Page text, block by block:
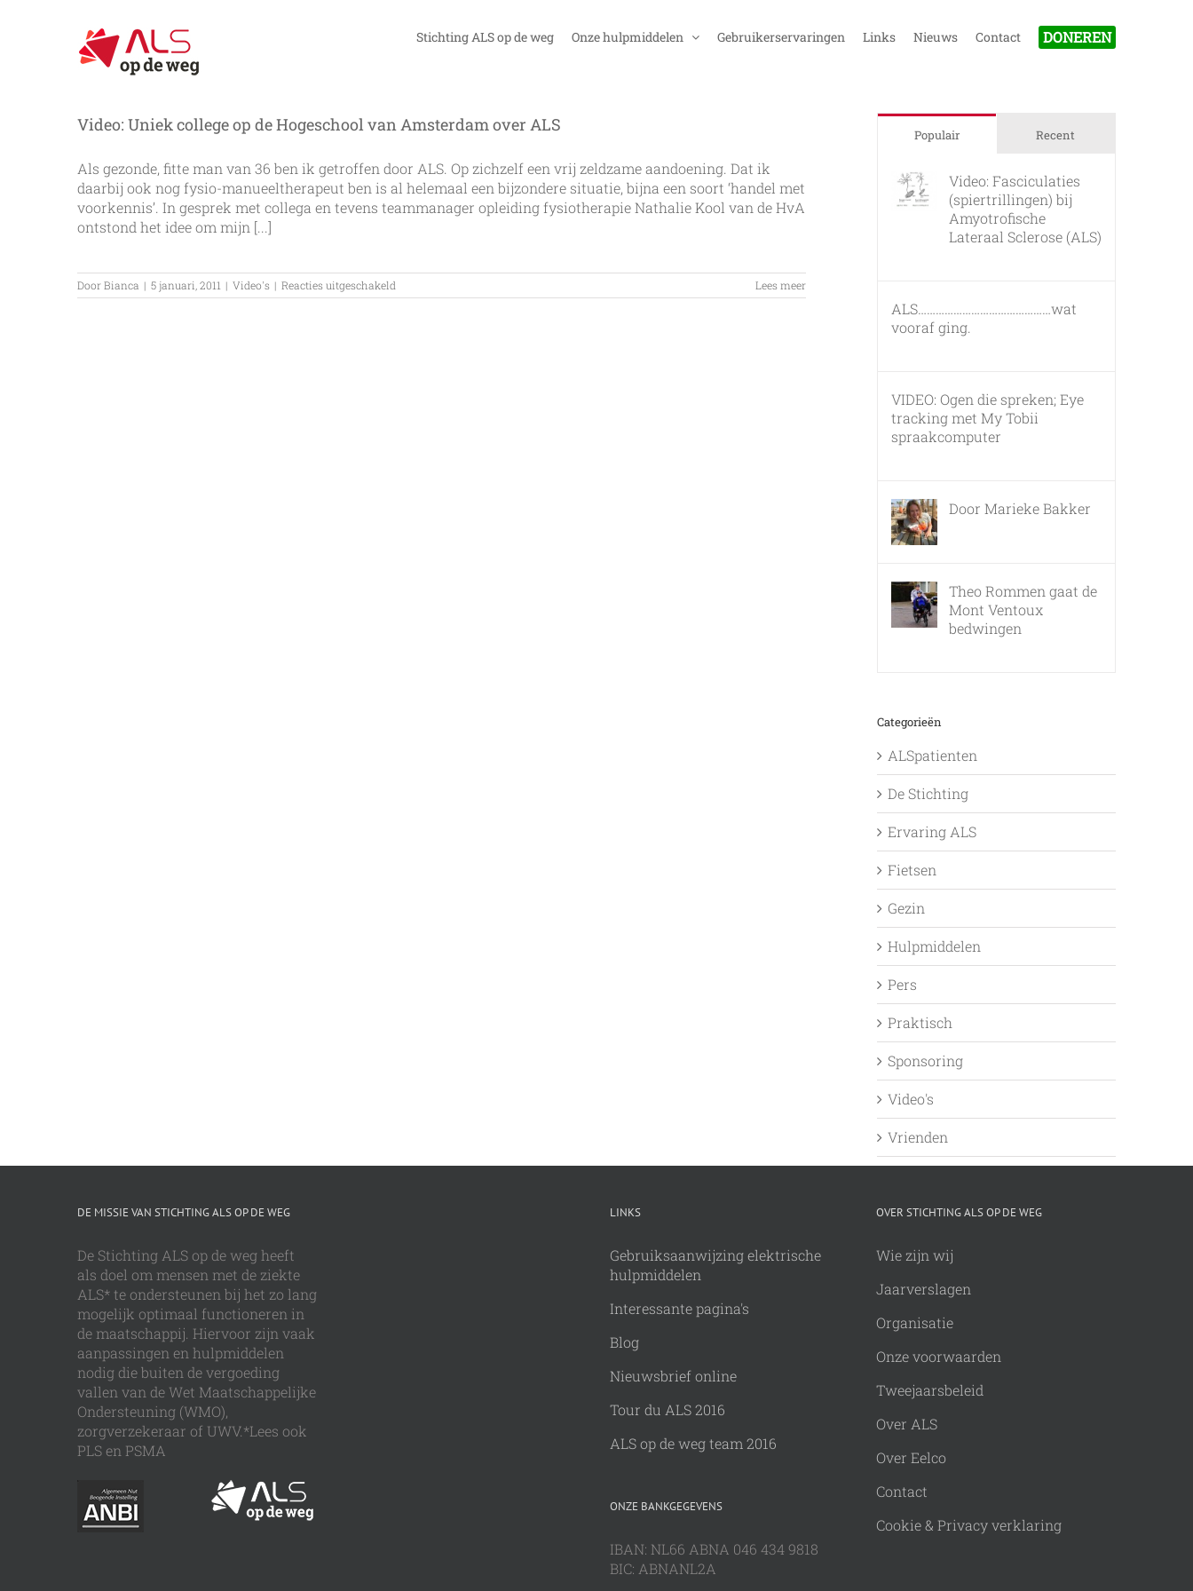
Stichting ALS op de weg Onze hulpmiddelen Gebruikerservaringen Links Nieuws Contact DONEREN
Video: Uniek college op de Hogeschool van Amsterdam over ALS
Als gezonde, fitte man van 36 ben ik getroffen door ALS. Op zichzelf een vrij zeldzame aandoening. Dat ik
daarbij ook nog fysio-manueeltherapeut ben is al helemaal een bijzondere situatie, bijna een soort ‘handel met
voorkennis’. In gesprek met collega en tevens teammanager opleiding fysiotherapie Nathalie Kool van de HvA
ontstond het idee om mijn [...]
DoorBianca | 5 januari, 2011 | Video's | Reacties uitgeschakeld
Video:
Lees meer
Populair Recent
Video: Fasciculaties
(spiertrillingen) bij
Amyotrofische
Lateraal Sclerose (ALS)
ALS………………………………………wat
vooraf ging.
VIDEO: Ogen die spreken; Eye
tracking met My Tobii
spraakcomputer
Door Marieke Bakker
Theo Rommen gaat de
Mont Ventoux
bedwingen
Categorieën
ALSpatienten
De Stichting
Ervaring ALS
Fietsen
Gezin
Hulpmiddelen
Pers
Praktisch
Sponsoring
Video's
Vrienden
DE MISSIE VAN STICHTING ALS OP DE WEG
De Stichting ALS op de weg heeft
als doel om mensen met de ziekte
ALS* te ondersteunen bij het zo lang
mogelijk optimaal functioneren in
de maatschappij. Hiervoor zijn vaak
aanpassingen en hulpmiddelen
nodig die buiten de vergoeding
vallen van de Wet Maatschappelijke
Ondersteuning (WMO),
zorgverzekeraar of UWV.*Lees ook
PLS en PSMA
LINKS
Gebruiksaanwijzing elektrische
hulpmiddelen
Interessante pagina's
Blog
Nieuwsbrief online
Tour du ALS 2016
ALS op de weg team 2016
ONZE BANKGEGEVENS
IBAN: NL66 ABNA 046 434 9818
BIC: ABNANL2A
OVER STICHTING ALS OP DE WEG
Wie zijn wij
Jaarverslagen
Organisatie
Onze voorwaarden
Tweejaarsbeleid
Over ALS
Over Eelco
Contact
Cookie & Privacy verklaring